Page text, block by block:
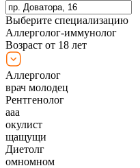
Выберите специализацию
Аллерголог-иммунолог
Возраст от 18 лет
Аллерголог
врач молодец
Рентгенолог
ааа
окулист
щащущи
Диетолг
омномном